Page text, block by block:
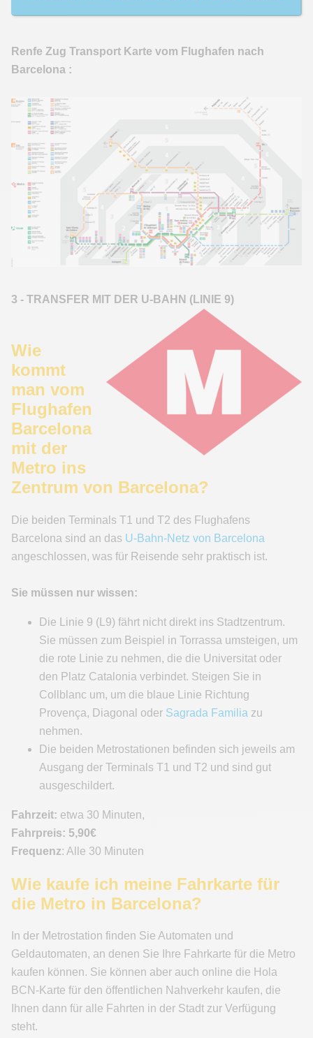
Renfe Zug Transport Karte vom Flughafen nach
Barcelona :
3 - TRANSFER MIT DER U-BAHN (LINIE 9)
Wie
kommt
man vom
Flughafen
Barcelona
mit der
Metro ins
Zentrum von Barcelona?
Die beiden Terminals T1 und T2 des Flughafens
Barcelona sind an das U-Bahn-Netz von Barcelona
angeschlossen, was für Reisende sehr praktisch ist.
Sie müssen nur wissen:
Die Linie 9 (L9) fährt nicht direkt ins Stadtzentrum.
Sie müssen zum Beispiel in Torrassa umsteigen, um
die rote Linie zu nehmen, die die Universitat oder
den Platz Catalonia verbindet. Steigen Sie in
Collblanc um, um die blaue Linie Richtung
Provença, Diagonal oder Sagrada Familia zu
nehmen.
Die beiden Metrostationen befinden sich jeweils am
Ausgang der Terminals T1 und T2 und sind gut
ausgeschildert.
Fahrzeit: etwa 30 Minuten,
Fahrpreis: 5,90€
Frequenz: Alle 30 Minuten
Wie kaufe ich meine Fahrkarte für
die Metro in Barcelona?
In der Metrostation finden Sie Automaten und
Geldautomaten, an denen Sie Ihre Fahrkarte für die Metro
kaufen können. Sie können aber auch online die Hola
BCN-Karte für den öffentlichen Nahverkehr kaufen, die
Ihnen dann für alle Fahrten in der Stadt zur Verfügung
steht.